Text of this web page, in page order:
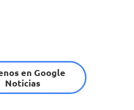
en Google
Noticias